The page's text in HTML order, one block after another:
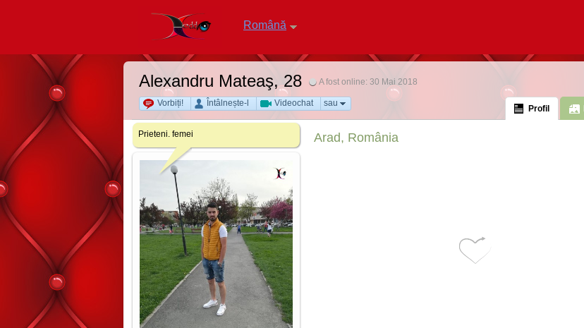
Română
Alexandru Mateaş, 28 A fost online: 30 Mai 2018
Vorbiți! Întâlnește-l Videochat sau
Profil
Prieteni. femei Arad, România